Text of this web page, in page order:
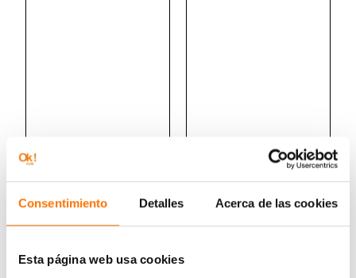
Consentimiento Detalles Acerca de las cookies
Esta página web usa cookies